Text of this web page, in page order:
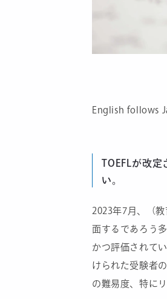
English follows
TOEFLが改
い。
2023年7月、（
面するであろう
かつ評価されて
けられた受験者
の難易度、特に